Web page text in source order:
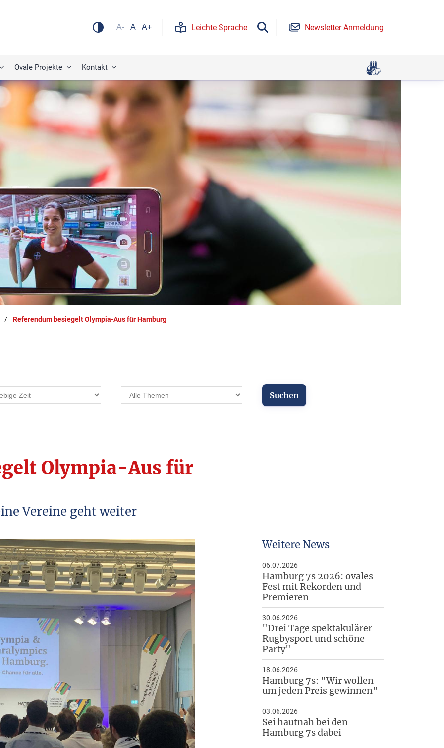
A- A A+ Leichte Sprache Newsletter Anmeldung
Ovale Projekte Kontakt
Referendum besiegelt Olympia-Aus für Hamburg
Olympia-Aus für
Vereine geht weiter
Weitere News
06.07.2026
Hamburg 7s 2026: ovales
Fest mit Rekorden und
Premieren
30.06.2026
"Drei Tage spektakulärer
Rugbysport und schöne
Party"
18.06.2026
Hamburg 7s: "Wir wollen
um jeden Preis gewinnen"
03.06.2026
Sei hautnah bei den
Hamburg 7s dabei
Autismus
Schulen